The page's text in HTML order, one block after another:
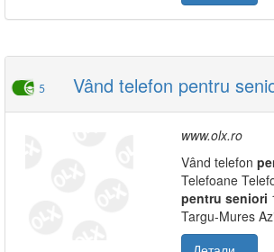
5 Vând telefon pentru
www.olx.ro
Vând telefon
Telefoane
pentru seniori
Targu-Mures